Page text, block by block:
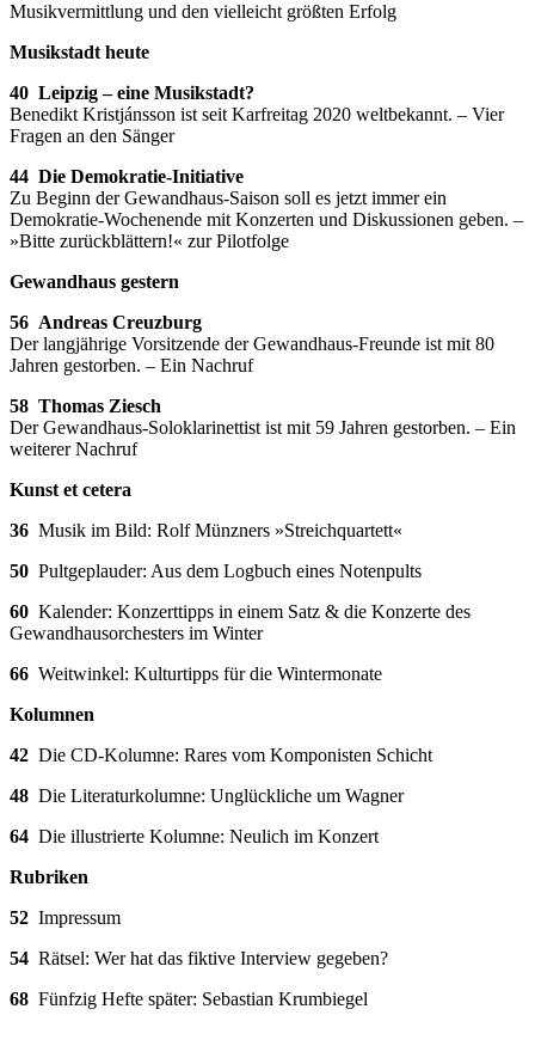
Musikvermittlung und den vielleicht größten Erfolg
Musikstadt heute
40 Leipzig – eine Musikstadt?
Benedikt Kristjánsson ist seit Karfreitag 2020 weltbekannt. – Vier
Fragen an den Sänger
44 Die Demokratie-Initiative
Zu Beginn der Gewandhaus-Saison soll es jetzt immer ein
Demokratie-Wochenende mit Konzerten und Diskussionen geben. –
»Bitte zurückblättern!« zur Pilotfolge
Gewandhaus gestern
56 Andreas Creuzburg
Der langjährige Vorsitzende der Gewandhaus-Freunde ist mit 80
Jahren gestorben. – Ein Nachruf
58 Thomas Ziesch
Der Gewandhaus-Soloklarinettist ist mit 59 Jahren gestorben. – Ein
weiterer Nachruf
Kunst et cetera
36 Musik im Bild: Rolf Münzners »Streichquartett«
50 Pultgeplauder: Aus dem Logbuch eines Notenpults
60 Kalender: Konzerttipps in einem Satz & die Konzerte des
Gewandhausorchesters im Winter
66 Weitwinkel: Kulturtipps für die Wintermonate
Kolumnen
42 Die CD-Kolumne: Rares vom Komponisten Schicht
48 Die Literaturkolumne: Unglückliche um Wagner
64 Die illustrierte Kolumne: Neulich im Konzert
Rubriken
52 Impressum
54 Rätsel: Wer hat das fiktive Interview gegeben?
68 Fünfzig Hefte später: Sebastian Krumbiegel